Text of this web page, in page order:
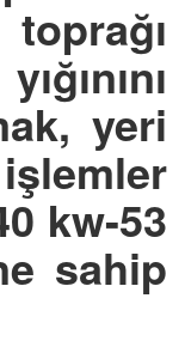
yeri
kw-53
sahip